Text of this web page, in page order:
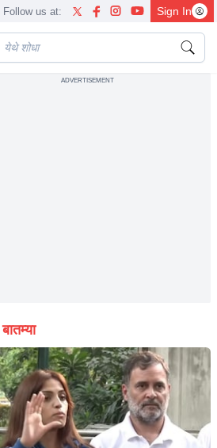
Follow us at: Sign In
ADVERTISEMENT